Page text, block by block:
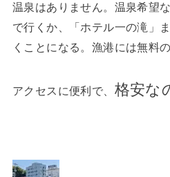
温泉はありません。温泉希望
で行くか、「ホテル一の滝」
くことになる。漁港には無料
アクセスに便利で、 格安な